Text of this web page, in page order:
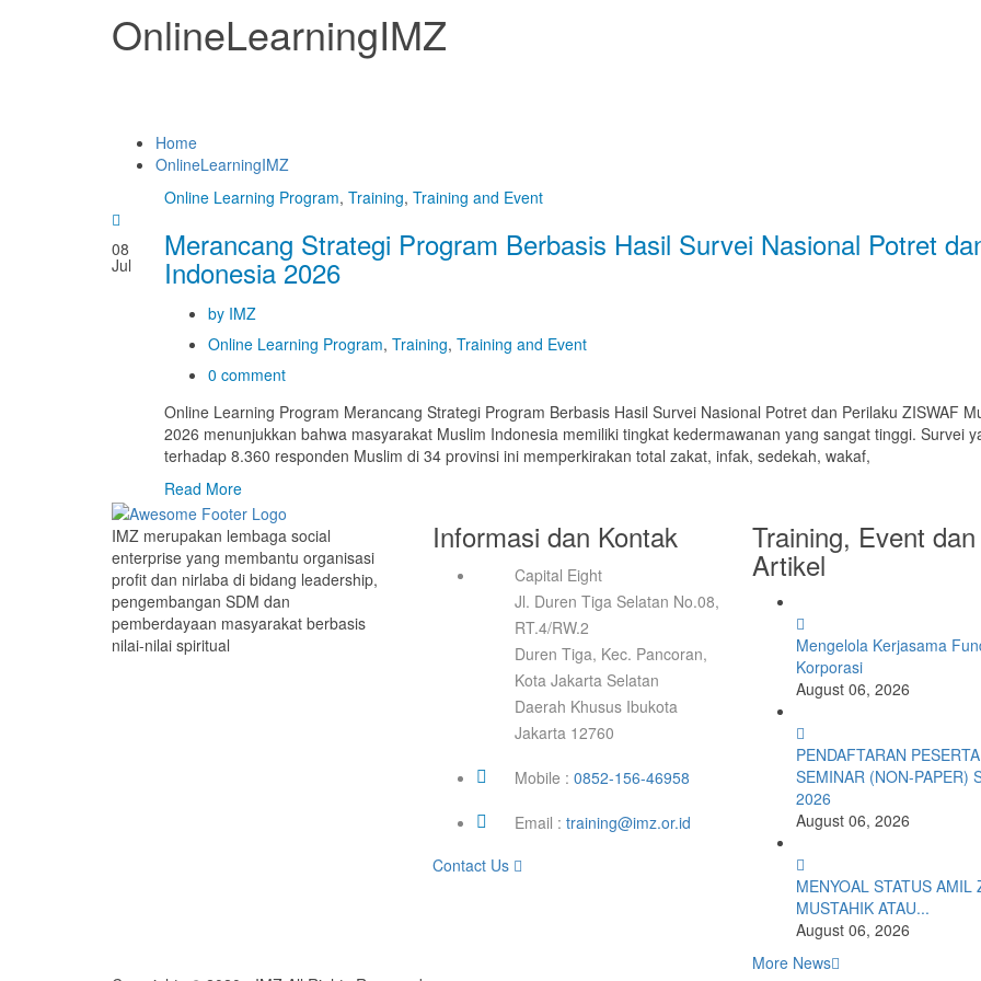
OnlineLearningIMZ
Home
OnlineLearningIMZ
08
Jul
Online Learning Program, Training, Training and Event
Merancang Strategi Program Berbasis Hasil Survei Nasional Potret
Indonesia 2026
by IMZ
Online Learning Program, Training, Training and Event
0 comment
Online Learning Program Merancang Strategi Program Berbasis Hasil Survei Nasional Potret dan Perilaku ZISWAF
2026 menunjukkan bahwa masyarakat Muslim Indonesia memiliki tingkat kedermawanan yang sangat tinggi. Survei
terhadap 8.360 responden Muslim di 34 provinsi ini memperkirakan total zakat, infak, sedekah, wakaf,
Read More
IMZ merupakan lembaga social
enterprise yang membantu organisasi
profit dan nirlaba di bidang leadership,
pengembangan SDM dan
pemberdayaan masyarakat berbasis
nilai-nilai spiritual
Informasi dan Kontak
Capital Eight
Jl. Duren Tiga Selatan No.08,
RT.4/RW.2
Duren Tiga, Kec. Pancoran,
Kota Jakarta Selatan
Daerah Khusus Ibukota
Jakarta 12760
Mobile : 0852-156-46958
Email : training@imz.or.id
Contact Us
Training, Event dan
Artikel
Mengelola Kerjasama
Korporasi
August 06, 2026
PENDAFTARAN PESERTA
SEMINAR (NON-PAPER)
2026
August 06, 2026
MENYOAL STATUS AMIL
MUSTAHIK ATAU...
August 06, 2026
More News